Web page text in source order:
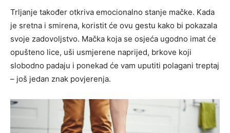
Trljanje također otkriva emocionalno stanje mačke. Kada
je sretna i smirena, koristit će ovu gestu kako bi pokazala
svoje zadovoljstvo. Mačka koja se osjeća ugodno imat će
opušteno lice, uši usmjerene naprijed, brkove koji
slobodno padaju i ponekad će vam uputiti polagani treptaj
– još jedan znak povjerenja.